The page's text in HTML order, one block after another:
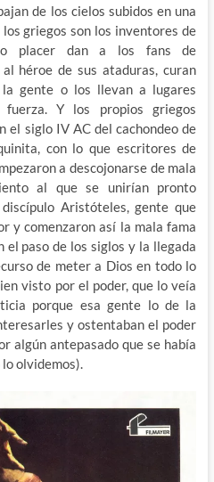
de los cielos subidos en una
griegos son los inventores de
placer dan a los fans de
héroe de sus ataduras, curan
la gente o los llevan a lugares
Y los propios griegos
el siglo IV AC del cachondeo de
con lo que escritores de
a descojonarse de mala
al que se unirían pronto
Aristóteles, gente que
y comenzaron así la mala fama
el paso de los siglos y la llegada
de meter a Dios en todo lo
visto por el poder, que lo veía
porque esa gente lo de la
y ostentaban el poder
algún antepasado que se había
olvidemos).